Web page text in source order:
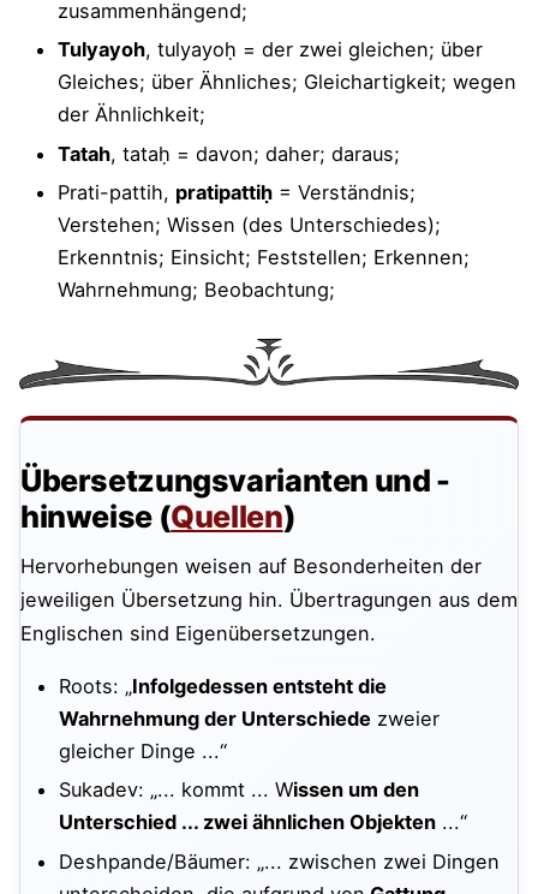
zusammenhängend;
Tulyayoh, tulyayoḥ = der zwei gleichen; über
Gleiches; über Ähnliches; Gleichartigkeit; wegen
der Ähnlichkeit;
Tatah, tataḥ = davon; daher; daraus;
Prati-pattih, pratipattiḥ = Verständnis;
Verstehen; Wissen (des Unterschiedes);
Erkenntnis; Einsicht; Feststellen; Erkennen;
Wahrnehmung; Beobachtung;
Übersetzungsvarianten und -
hinweise (Quellen)
Hervorhebungen weisen auf Besonderheiten der
jeweiligen Übersetzung hin. Übertragungen aus dem
Englischen sind Eigenübersetzungen.
Roots: „Infolgedessen entsteht die
Wahrnehmung der Unterschiede zweier
gleicher Dinge ...“
Sukadev: „... kommt ... Wissen um den
Unterschied ... zwei ähnlichen Objekten ...“
Deshpande/Bäumer: „... zwischen zwei Dingen